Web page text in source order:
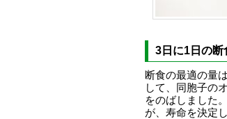
3日に1日の断
断食の最適の量
して、同胞子の
をのばしました
が、寿命を決定